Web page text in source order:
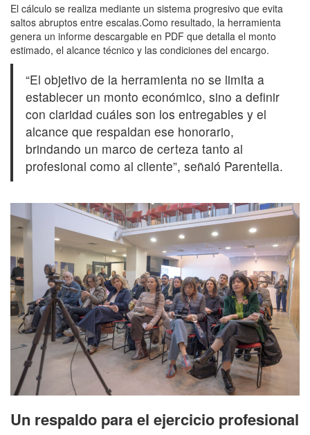
El cálculo se realiza mediante un sistema progresivo que evita
saltos abruptos entre escalas.Como resultado, la herramienta
genera un informe descargable en PDF que detalla el monto
estimado, el alcance técnico y las condiciones del encargo.
“El objetivo de la herramienta no se limita a
establecer un monto económico, sino a definir
con claridad cuáles son los entregables y el
alcance que respaldan ese honorario,
brindando un marco de certeza tanto al
profesional como al cliente”, señaló Parentella.
Un respaldo para el ejercicio profesional